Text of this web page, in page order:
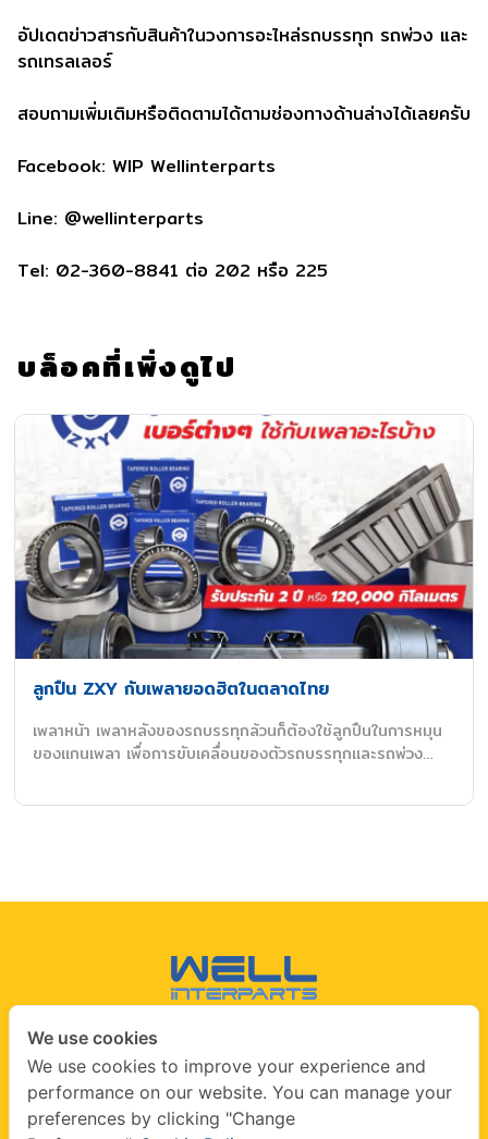
อัปเดตข่าวสารกับสินค้าในวงการอะไหล่รถบรรทุก รถพ่วง และ
รถเทรลเลอร์
สอบถามเพิ่มเติมหรือติดตามได้ตามช่องทางด้านล่างได้เลยครับ
Facebook: WIP Wellinterparts
Line: @wellinterparts
Tel: 02-360-8841 ต่อ 202 หรือ 225
บล็อคที่เพิ่งดูไป
ลูกปืน ZXY กับเพลายอดฮิตในตลาดไทย
เพลาหน้า เพลาหลังของรถบรรทุกล้วนก็ต้องใช้ลูกปืนในการหมุน
ของแกนเพลา เพื่อการขับเคลื่อนของตัวรถบรรทุกและรถพ่วง…
info@wellinterparts.com
We use cookies
We use cookies to improve your experience and
performance on our website. You can manage your
preferences by clicking "Change